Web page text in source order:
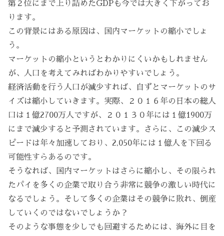
第２位にまで上り詰めたGDPも今では大きく下がってお
ります。
この背景にはある原因は、国内マーケットの縮小でしょ
う。
マーケットの縮小というとわかりにくいかもしれません
が、人口を考えてみればわかりやすいでしょう。
経済活動を行う人口が減少すれば、自ずとマーケットのサ
イズは縮小していきます。実際、２０１６年の日本の総人
口は１億2700万人ですが、２０１３０年には１億1900万
にまで減少すると予測されています。さらに、この減少ス
ピードは年々加速しており、2,050年には１億人を下回る
可能性すらあるのです。
そうなれば、国内マーケットはさらに縮小し、その限られ
たパイを多くの企業で取り合う非常に競争の激しい時代に
なるでしょう。そして多くの企業はその競争に敗れ、倒産
していくのではないでしょうか？
そのような事態を少しでも回避するためには、海外に目を